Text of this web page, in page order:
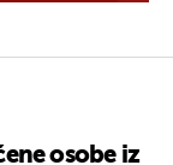
osobe iz